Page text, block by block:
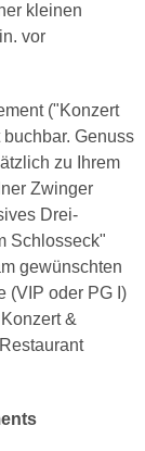
kleinen
vor
("Konzert
Genuss
zu Ihrem
Zwinger
Drei-
Schlosseck"
gewünschten
(VIP oder PG I)
&